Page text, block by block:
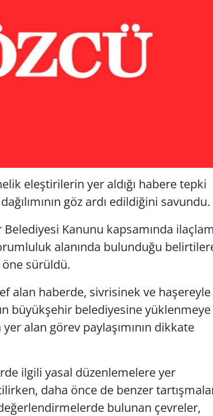
eleştirilerin yer aldığı habere tepki
göz ardı edildiğini savundu.
Belediyesi Kanunu kapsamında
alanında bulunduğu
sürüldü.
alan haberde, sivrisinek ve haşereyle
büyükşehir belediyesine yüklenmeye
alan görev paylaşımının dikkate
ilgili yasal düzenlemelere yer
daha önce de benzer
değerlendirmelerde bulunan çevreler,